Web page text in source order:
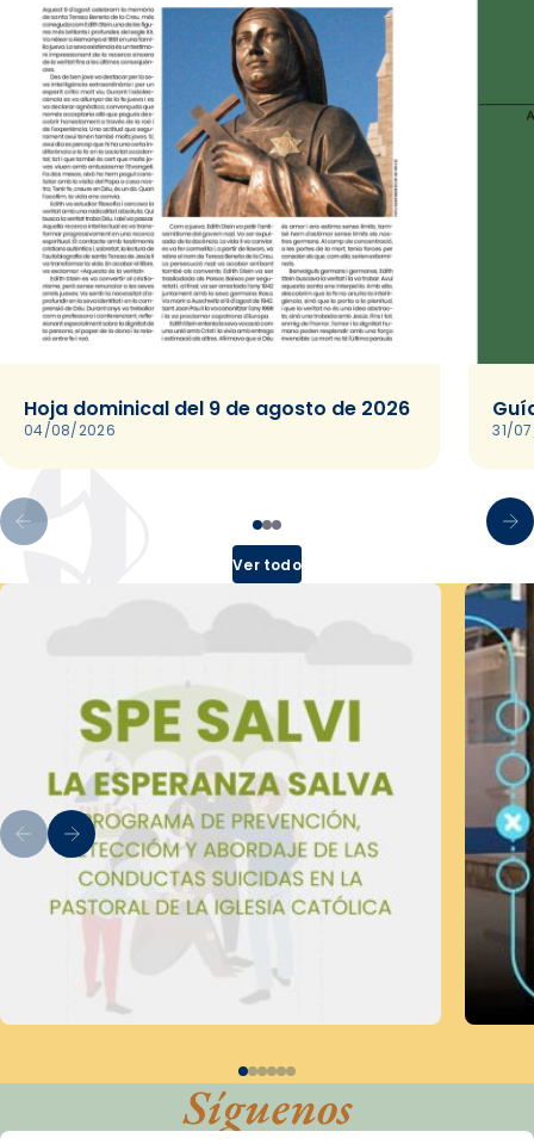
Hoja dominical del 9 de agosto de 2026
04/08/2026 31/
Ver todo
Síguenos